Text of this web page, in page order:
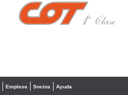
Empleos Socios Ayuda